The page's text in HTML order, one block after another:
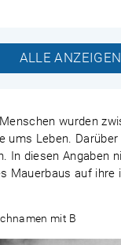
wurden
ums Leben.
In diesen Angaben
Mauerbaus auf
mit B